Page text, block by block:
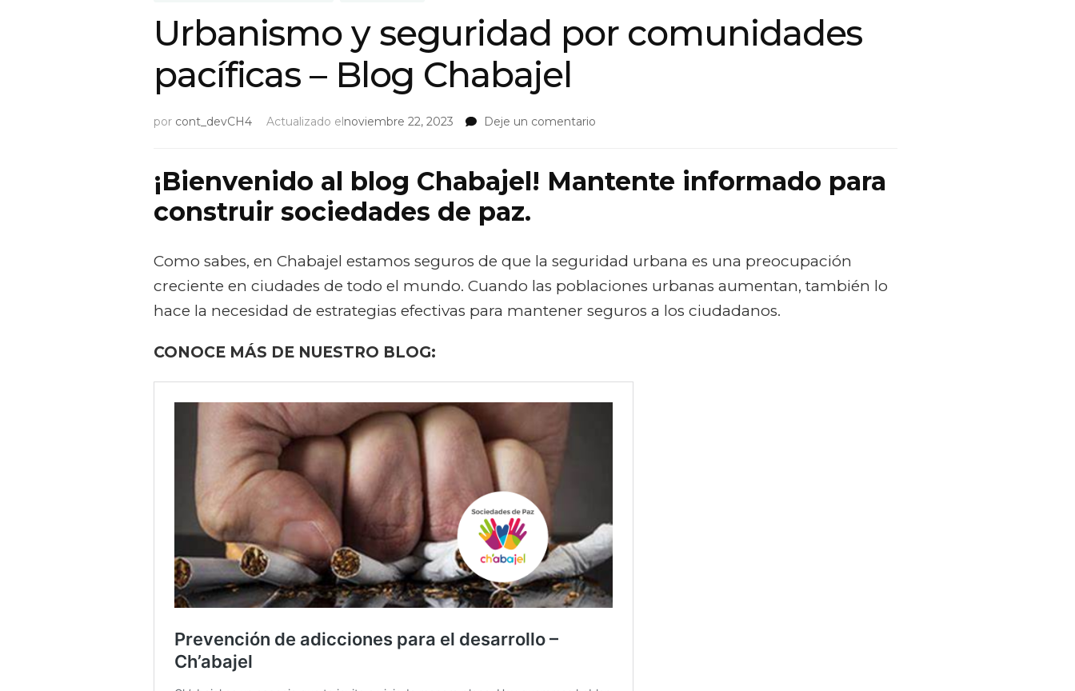
Urbanismo y seguridad por comunidades
pacíficas – Blog Chabajel
por cont_devCH4 Actualizado el noviembre 22, 2023 Deje un comentario
seguridad
por
Blog
¡Bienvenido al blog Chabajel! Mantente informado para
construir sociedades de paz.
Como sabes, en Chabajel estamos seguros de que la seguridad urbana es una preocupación
creciente en ciudades de todo el mundo. Cuando las poblaciones urbanas aumentan, también lo
hace la necesidad de estrategias efectivas para mantener seguros a los ciudadanos.
CONOCE MÁS DE NUESTRO BLOG: